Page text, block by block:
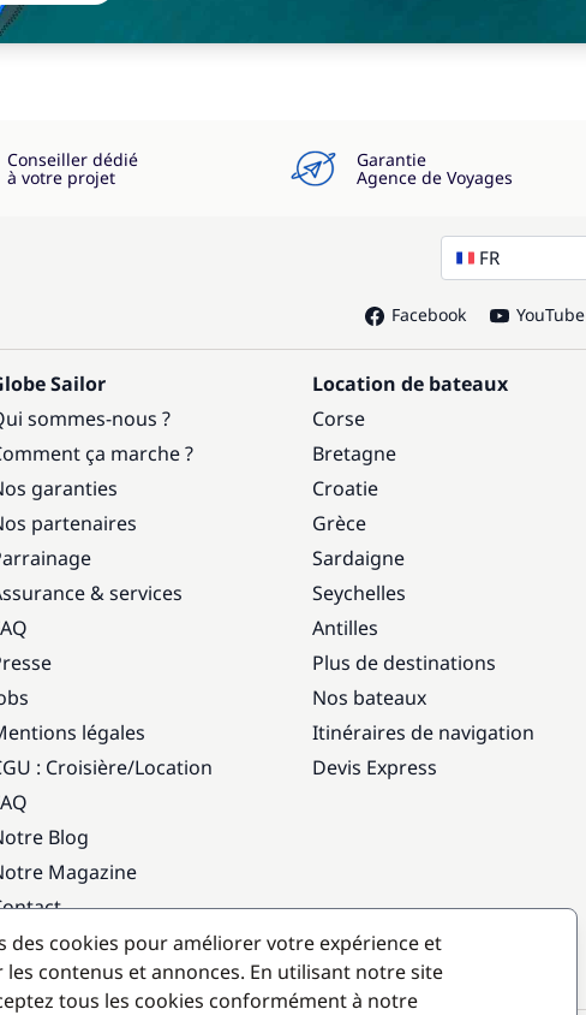
Conseiller dédié
à votre projet
Garantie
Agence de Voyages
FR
Facebook YouTube
Sailor
sommes-nous ?
ça marche ?
garanties
partenaires
& services
légales
: Croisière/Location
Blog
Magazine
Location de bateaux
Corse
Bretagne
Croatie
Grèce
Sardaigne
Seychelles
Antilles
Plus de destinations
Nos bateaux
Itinéraires de navigation
Devis Express
Destinations populaires
des cookies pour améliorer votre expérience et
les contenus et annonces. En utilisant notre site
tous les cookies conformément à notre